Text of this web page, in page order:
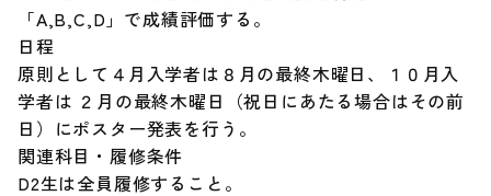
「A,B,C,D」で成績評価する。
日程
原則として４月入学者は８月の最終木曜日、１０月入
学者は ２月の最終木曜日（祝日にあたる場合はその前
日）にポスター発表を行う。
関連科目・履修条件
D2生は全員履修すること。